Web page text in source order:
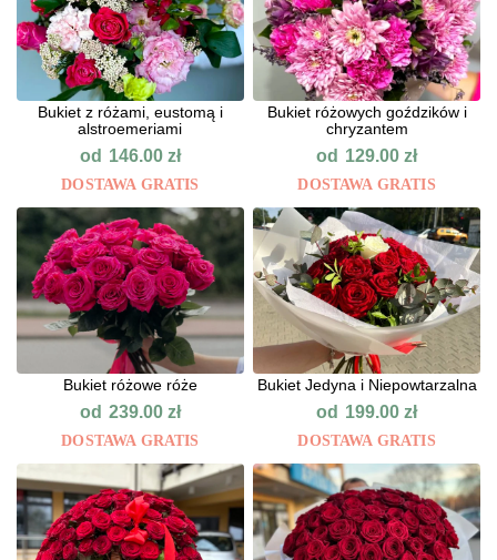
Bukiet z różami, eustomą i
alstroemeriami
od 146.00 zł
DOSTAWA GRATIS
Bukiet różowych goździków i
chryzantem
od 129.00zł
DOSTAWA GRATIS
Bukiet różowe róże
od 239.00 zł
DOSTAWA GRATIS
Bukiet Jedyna i Niepowtarzalna
od 199.00zł
DOSTAWA GRATIS